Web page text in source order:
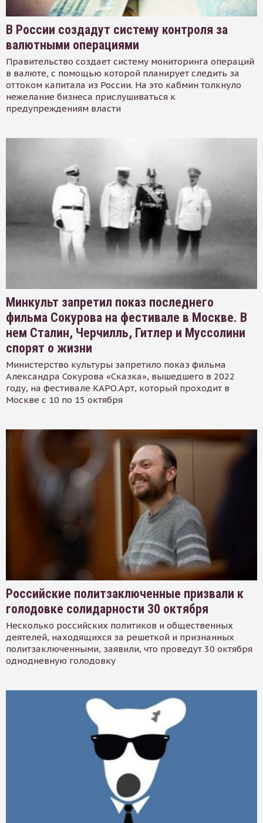
В России создадут систему контроля за
валютными операциями
Правительство создает систему мониторинга операций
в валюте, с помощью которой планирует следить за
оттоком капитала из России. На это кабмин толкнуло
нежелание бизнеса прислушиваться к
предупреждениям власти
Минкульт запретил показ последнего
фильма Сокурова на фестивале в Москве. В
нем Сталин, Черчилль, Гитлер и Муссолини
спорят о жизни
Министерство культуры запретило показ фильма
Александра Сокурова «Сказка», вышедшего в 2022
году, на фестивале КАРО.Арт, который проходит в
Москве с 10 по 15 октября
Российские политзаключенные призвали к
голодовке солидарности 30 октября
Несколько российских политиков и общественных
деятелей, находящихся за решеткой и признанных
политзаключенными, заявили, что проведут 30 октября
однодневную голодовку